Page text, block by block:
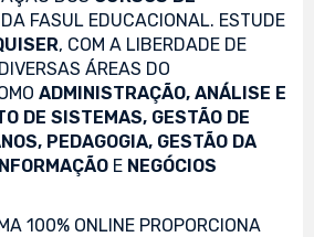
DA FASUL EDUCACIONAL. ESTUDE
, COM A LIBERDADE DE
ÁREAS DO
ADMINISTRAÇÃO, ANÁLISE E
DE SISTEMAS, GESTÃO DE
PEDAGOGIA, GESTÃO DA
E NEGÓCIOS
100% ONLINE PROPORCIONA